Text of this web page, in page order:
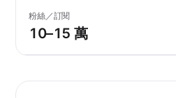
粉絲／訂閱
10–15 萬